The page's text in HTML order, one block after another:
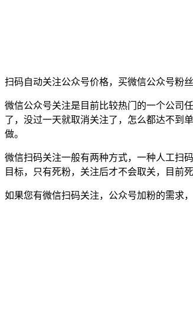
扫码自动关注公众号价格，买微信公众号粉
微信公众号关注是目前比较热门的一个公司
了，没过一天就取消关注了，怎么都达不到
做。
微信扫码关注一般有两种方式，一种人工扫
目标，只有死粉，关注后才不会取关，目前
如果您有微信扫码关注，公众号加粉的需求